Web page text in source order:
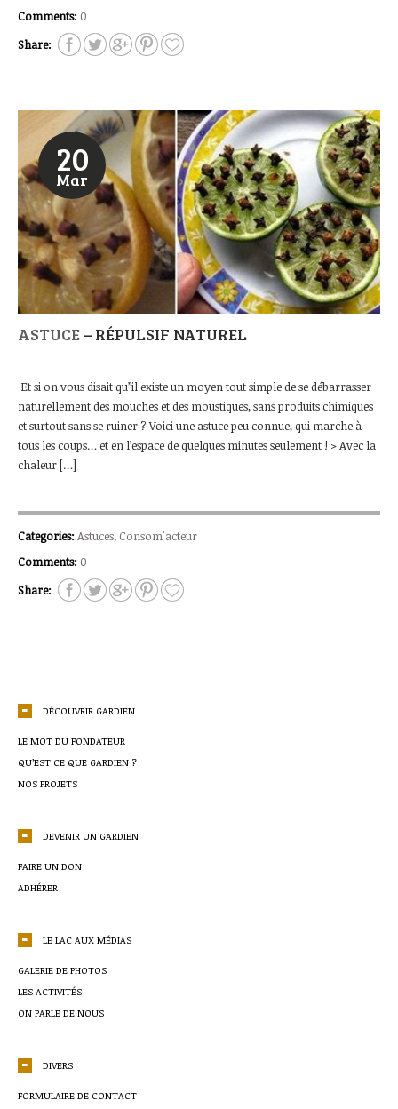
Comments: 0
Share:
20
Mar
ASTUCE– RÉPULSIF NATUREL
Et si on vous disait qu’’il existe un moyen tout simple de se débarrasser
naturellement des mouches et des moustiques, sans produits chimiques
et surtout sans se ruiner ? Voici une astuce peu connue, qui marche à
tous les coups… et en l’espace de quelques minutes seulement ! > Avec la
chaleur […]
Categories: Astuces, Consom'acteur
Comments: 0
Share:
DÉCOUVRIR GARDIEN
LE MOT DU FONDATEUR
QU’EST CE QUE GARDIEN ?
NOS PROJETS
DEVENIR UN GARDIEN
FAIRE UN DON
ADHÉRER
LE LAC AUX MÉDIAS
GALERIE DE PHOTOS
LES ACTIVITÉS
ON PARLE DE NOUS
DIVERS
FORMULAIRE DE CONTACT